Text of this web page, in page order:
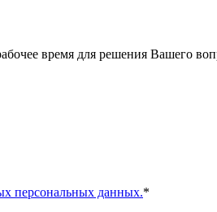
время для решения Вашего
персональных данных.*